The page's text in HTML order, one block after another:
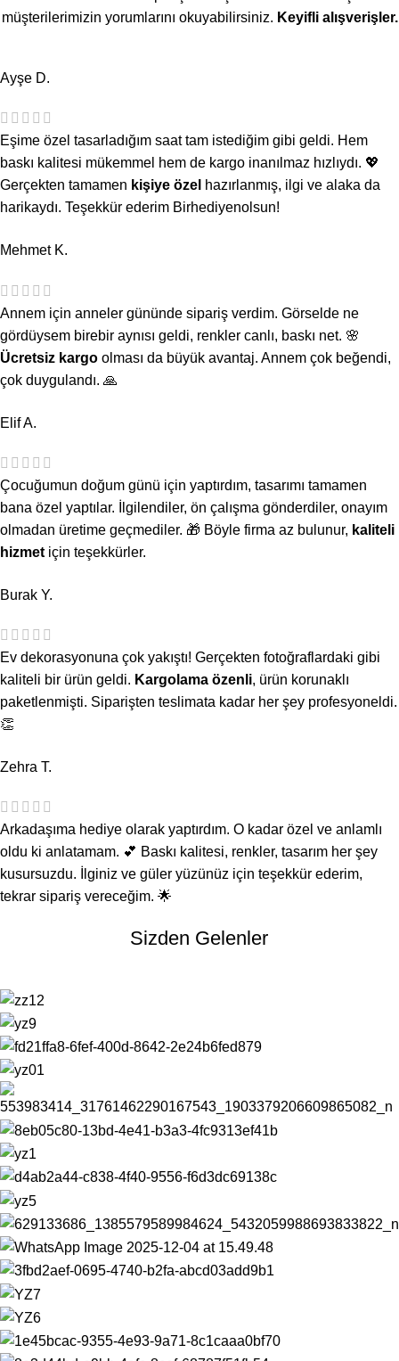
müşterilerimizin yorumlarını okuyabilirsiniz. Keyifli alışverişler.
Ayşe D.
Eşime özel tasarladığım saat tam istediğim gibi geldi. Hem
baskı kalitesi mükemmel hem de kargo inanılmaz hızlıydı. 💖
Gerçekten tamamen kişiye özel hazırlanmış, ilgi ve alaka da
harikaydı. Teşekkür ederim Birhediyenolsun!
Mehmet K.
Annem için anneler gününde sipariş verdim. Görselde ne
gördüysem birebir aynısı geldi, renkler canlı, baskı net. 🌸
Ücretsiz kargo olması da büyük avantaj. Annem çok beğendi,
çok duygulandı. 🙏
Elif A.
Çocuğumun doğum günü için yaptırdım, tasarımı tamamen
bana özel yaptılar. İlgilendiler, ön çalışma gönderdiler, onayım
olmadan üretime geçmediler. 🎁 Böyle firma az bulunur, kaliteli
hizmet için teşekkürler.
Burak Y.
Ev dekorasyonuna çok yakıştı! Gerçekten fotoğraflardaki gibi
kaliteli bir ürün geldi. Kargolama özenli, ürün korunaklı
paketlenmişti. Siparişten teslimata kadar her şey profesyoneldi.
👏
Zehra T.
Arkadaşıma hediye olarak yaptırdım. O kadar özel ve anlamlı
oldu ki anlatamam. 💕 Baskı kalitesi, renkler, tasarım her şey
kusursuzdu. İlginiz ve güler yüzünüz için teşekkür ederim,
tekrar sipariş vereceğim. 🌟
Sizden Gelenler